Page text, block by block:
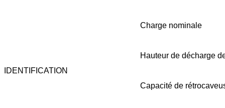
IDENTIFICATION
Charge nominale
Hauteur de décharge
Capacité de